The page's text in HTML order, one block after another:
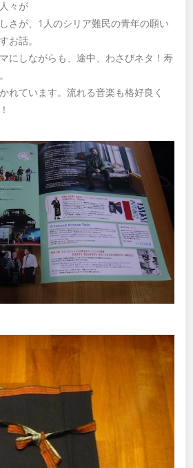
々が
さが、1人のシリア難民の青年の願い
お話。
にしながらも、途中、わさびネタ！寿
れています。流れる音楽も格好良く